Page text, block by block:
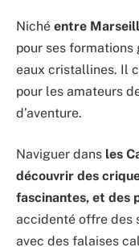
Niché entre
pour ses
eaux cristallines. Il
pour les amateurs
d’aventure.
Naviguer dans les
découvrir des
fascinantes, et des
accidenté offre des
avec des falaises